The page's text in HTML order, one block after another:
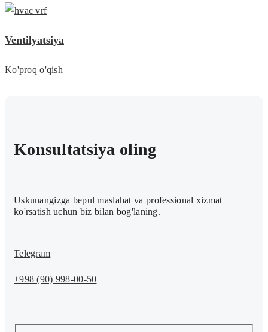
Ventilyatsiya
Ko'proq o'qish
Konsultatsiya oling
Uskunangizga bepul maslahat va professional xizmat
ko'rsatish uchun biz bilan bog'laning.
Telegram
+998 (90) 998-00-50